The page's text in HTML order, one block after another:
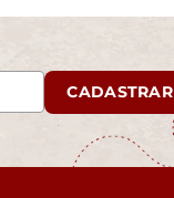
CADASTRAR